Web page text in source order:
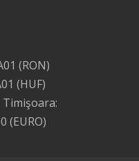
(RON)
(HUF)
Timişoara:
(EURO)